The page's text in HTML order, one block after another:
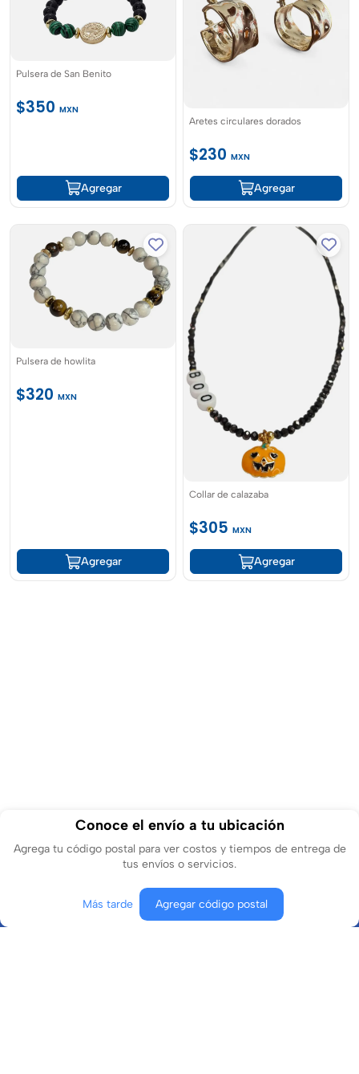
Conoce el envío a tu ubicación
Agrega tu código postal para ver costos y tiempos de entrega de
tus envíos o servicios.
Más tarde Agregar código postal
Pulsera de San Benito
$350 MXN
Agregar
Aretes circulares dorados
$230 MXN
Agregar
Pulsera de howlita
$320 MXN
Agregar
Collar de calazaba
$305 MXN
Agregar